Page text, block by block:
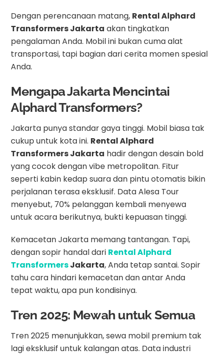
Dengan perencanaan matang, Rental Alphard
Transformers Jakarta akan tingkatkan
pengalaman Anda. Mobil ini bukan cuma alat
transportasi, tapi bagian dari cerita momen spesial
Anda.
Mengapa Jakarta Mencintai
Alphard Transformers?
Jakarta punya standar gaya tinggi. Mobil biasa tak
cukup untuk kota ini. Rental Alphard
Transformers Jakarta hadir dengan desain bold
yang cocok dengan vibe metropolitan. Fitur
seperti kabin kedap suara dan pintu otomatis bikin
perjalanan terasa eksklusif. Data Alesa Tour
menyebut, 70% pelanggan kembali menyewa
untuk acara berikutnya, bukti kepuasan tinggi.
Kemacetan Jakarta memang tantangan. Tapi,
dengan sopir handal dari Rental Alphard
TransformersJakarta, Anda tetap santai. Sopir
tahu cara hindari kemacetan dan antar Anda
tepat waktu, apa pun kondisinya.
Tren 2025: Mewah untuk Semua
Tren 2025 menunjukkan, sewa mobil premium tak
lagi eksklusif untuk kalangan atas. Data industri